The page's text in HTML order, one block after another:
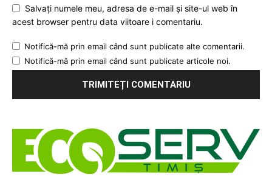
Salvați numele meu, adresa de e-mail și site-ul web în
acest browser pentru data viitoare i comentariu.
Notifică-mă prin email când sunt publicate alte comentarii.
Notifică-mă prin email când sunt publicate articole noi.